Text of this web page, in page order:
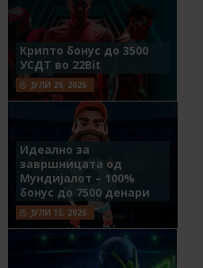
Крипто бонус до 3500
УСДТ во 22Bit
ЈУЛИ 29, 2026
Идеално за
завршницата од
Мундијалот – 100%
бонус до 7500 денари
ЈУЛИ 15, 2026